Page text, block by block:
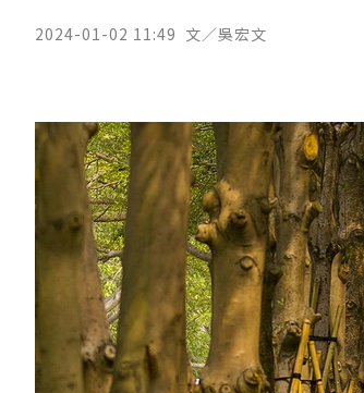
2024-01-02 11:49 文／吳宏文